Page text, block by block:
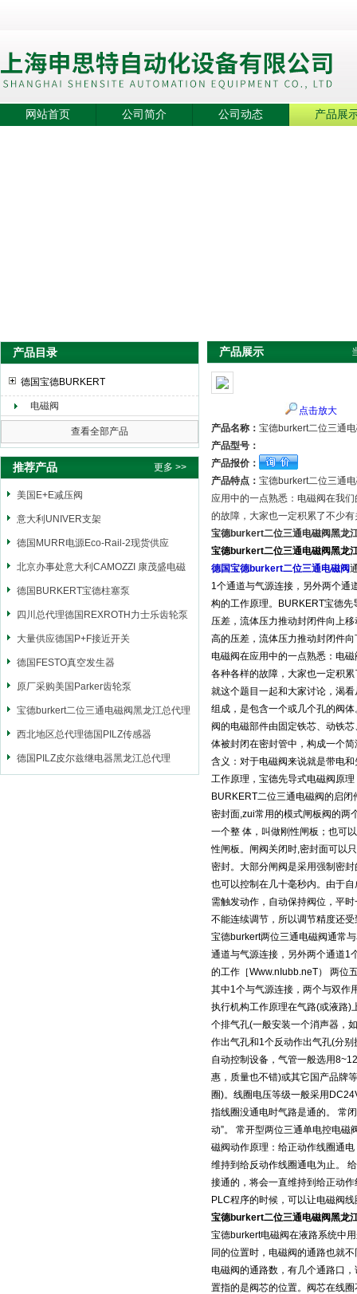
上海申思特自动化设备有限公司
网站首页 公司简介 公司动态 产品展
产品目录
德国宝德BURKERT
电磁阀
查看全部产品
推荐产品 更多 >>
美国E+E减压阀
意大利UNIVER支架
德国MURR电源Eco-Rail-2现货供应
北京办事处意大利CAMOZZI 康茂盛电磁
阀
德国BURKERT宝德柱塞泵
四川总代理德国REXROTH力士乐齿轮泵
大量供应德国P+F接近开关
德国FESTO真空发生器
原厂采购美国Parker齿轮泵
宝德burkert二位三通电磁阀黑龙江总代理
西北地区总代理德国PILZ传感器
德国PILZ皮尔兹继电器黑龙江总代理
产品展示
点击放大
产品名称： 宝德burkert二位三通
产品型号：
产品报价：
产品特点： 宝德burkert二位三通
应用中的一点熟悉：电磁阀在我
的故障，大家也一定积累了不少
宝德burkert二位三通电磁阀黑龙
宝德burkert二位三通电磁阀黑龙
德国宝德burkert二位三通电磁阀
1个通道与气源连接，另外两个通
构的工作原理。BURKERT宝德
压差，流体压力推动封闭件向上
高的压差，流体压力推动封闭件
电磁阀在应用中的一点熟悉：电
各种各样的故障，大家也一定积
就这个题目一起和大家讨论，渴
组成，是包含一个或几个孔的阀
阀的电磁部件由固定铁芯、动铁
体被封闭在密封管中，构成一个
含义：对于电磁阀来说就是带电
工作原理，宝德先导式电磁阀原理
BURKERT二位三通电磁阀的启
密封面,zui常用的模式闸板阀的两
一个整 体，叫做刚性闸板；也可
性闸板。闸阀关闭时,密封面可以
密封。大部分闸阀是采用强制密
也可以控制在几十毫秒内。由于
需触发动作，自动保持阀位，平
不能连续调节，所以调节精度还
宝德burkert两位三通电磁阀通常
通道与气源连接，另外两个通道1
的工作［Www.nIubb.neT） 两位
其中1个与气源连接，两个与双作
执行机构工作原理在气路(或液路)
个排气孔(一般安装一个消声器，
作出气孔和1个反动作出气孔(分
自动控制设备，气管一般选用
惠，质量也不错)或其它国产品牌
圈)。线圈电压等级一般采用
指线圈没通电时气路是通的。 常
动”。 常开型两位三通单电控电磁
磁阀动作原理：给正动作线圈通
维持到给反动作线圈通电为止。
接通的，将会一直维持到给正动
PLC程序的时候，可以让电磁阀
宝德burkert二位三通电磁阀黑龙
宝德burkert电磁阀在液路系统中
同的位置时，电磁阀的通路也就
电磁阀的通路数，有几个通路口
置指的是阀芯的位置。阀芯在线